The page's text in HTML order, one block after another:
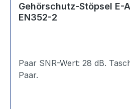
Gehörschutz-Stöpsel E-
EN352-2
Paar SNR-Wert: 28 dB. Taschensackung mit 5